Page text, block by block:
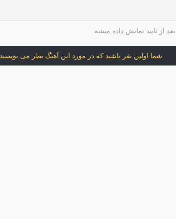
از تایید نمایش داده میشه
شما اولین نفر باشید که در مورد این آهنگ نظر می نویسید